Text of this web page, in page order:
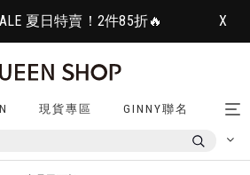
夏日特賣！2件85折🔥 X
現貨專區 GINNY聯名